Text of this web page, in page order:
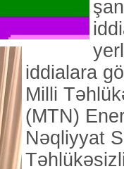
iddialara
Milli
(MTN)
Nəqliyyat